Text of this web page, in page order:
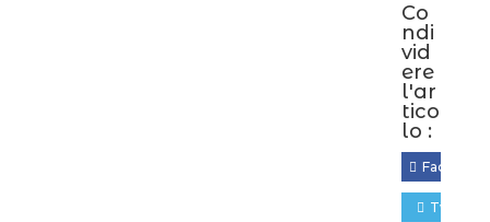
Co
ndi
vid
ere
l'ar
tico
lo :
Facebook
Twitter